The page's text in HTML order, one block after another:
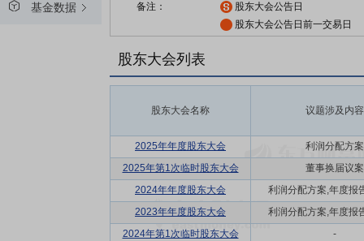
基金数据 备注：
股东大会公告日
股东大会公告日前一交易日
股东大会列表
股东大会名称 议题涉及内容
2025年年度股东大会
利润分配方案
2025年第1次临时股东大会
董事换届议案
2024年年度股东大会
利润分配方案,年度报
2023年年度股东大会
利润分配方案,年度报
2024年第1次临时股东大会
-